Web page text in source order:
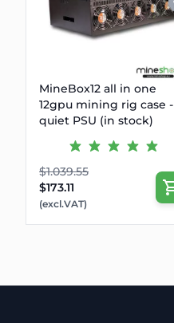
MineBox12 all in one
12gpu mining rig case -
quiet PSU (in stock)
$1.039.55
$173.11
(excl.VAT)